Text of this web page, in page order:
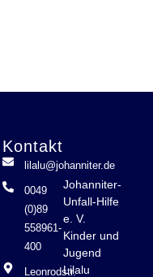
Johanniter-
Unfall-Hilfe
e. V.
Kinder und
Jugend
Lilalu
Kontakt
lilalu@johanniter.de
0049
(0)89
558961-
400
Leonrodstr.